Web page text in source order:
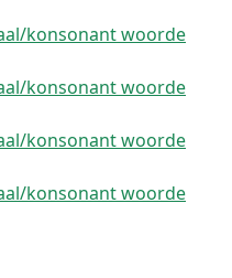
konsonant woorde
konsonant woorde
konsonant woorde
konsonant woorde